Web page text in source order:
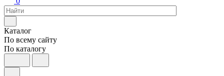
Каталог
По всему сайту
По каталогу